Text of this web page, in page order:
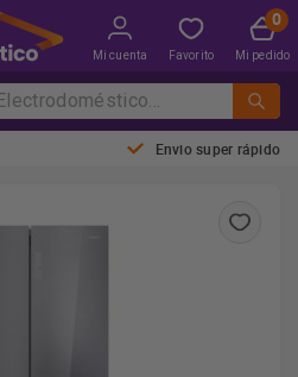
Mi cuenta Favorito Mi pedido
Envio super rápido